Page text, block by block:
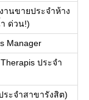
านขายประจำห้าง
ด่วน!)
Manager
ประจำ
ระจำสาขารังสิต)